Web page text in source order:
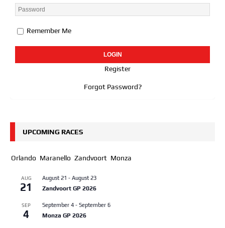
Remember Me
Register
Forgot Password?
UPCOMING RACES
Orlando Maranello Zandvoort Monza
AUG
21
August 21 - August 23
Zandvoort GP 2026
SEP
4
September 4 - September 6
Monza GP 2026